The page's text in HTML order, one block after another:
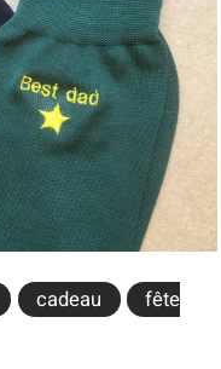
cadeau
fête